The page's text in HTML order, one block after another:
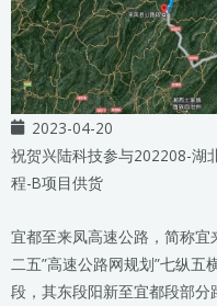
2023-04-20
祝贺兴陆科技参与202208-湖
程-B项目供货
宜都至来凤高速公路，简称
二五”高速公路网规划”七纵五
段，其东段阳新至宜都段部